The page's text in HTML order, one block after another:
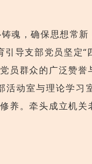
魂，确保思想常
导支部党员坚定“
员群众的广泛赞
动室与理论学习
养。牵头成立机关